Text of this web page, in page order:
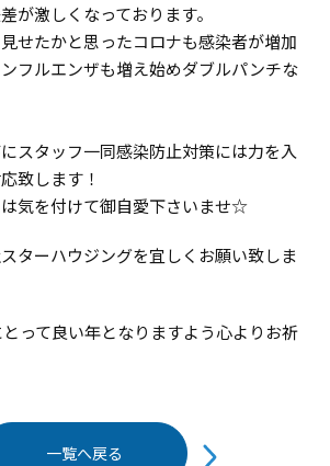
が激しくなっております。
せたかと思ったコロナも感染者が増加
フルエンザも増え始めダブルパンチな
スタッフ一同感染防止対策には力を入
致します！
気を付けて御自愛下さいませ☆
ターハウジングを宜しくお願い致しま
って良い年となりますよう心よりお祈
一覧へ戻る